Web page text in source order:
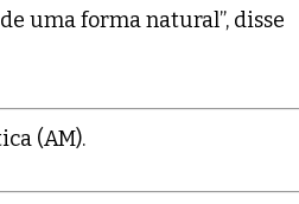
uma forma natural”, disse
(AM).